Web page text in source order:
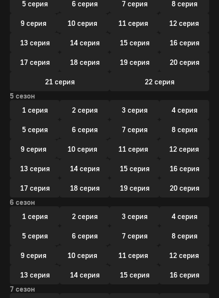
5 серия 6 серия 7 серия 8 серия
9 серия 10 серия 11 серия 12 серия
13 серия 14 серия 15 серия 16 серия
17 серия 18 серия 19 серия 20 серия
21 серия
22 серия
5 сезон
1 серия
2 серия 3 серия 4 серия
5 серия 6 серия 7 серия 8 серия
9 серия 10 серия 11 серия 12 серия
13 серия 14 серия 15 серия 16 серия
17 серия 18 серия 19 серия
20 серия
6 сезон
1 серия
2 серия 3 серия 4 серия
5 серия 6 серия 7 серия 8 серия
9 серия 10 серия 11 серия 12 серия
13 серия 14 серия 15 серия
16 серия
7 сезон